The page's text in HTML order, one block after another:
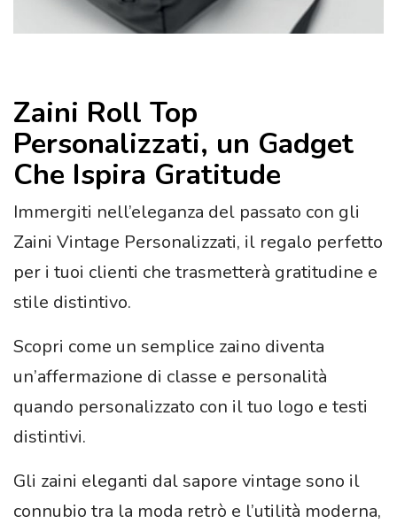
Zaini Roll Top
Personalizzati, un Gadget
Che Ispira Gratitude
Immergiti nell’eleganza del passato con gli
Zaini Vintage Personalizzati, il regalo perfetto
per i tuoi clienti che trasmetterà gratitudine e
stile distintivo.
Scopri come un semplice zaino diventa
un’affermazione di classe e personalità
quando personalizzato con il tuo logo e testi
distintivi.
Gli zaini eleganti dal sapore vintage sono il
connubio tra la moda retrò e l’utilità moderna,